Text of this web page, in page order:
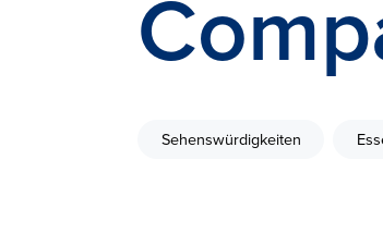
Sehenswürdigkeiten